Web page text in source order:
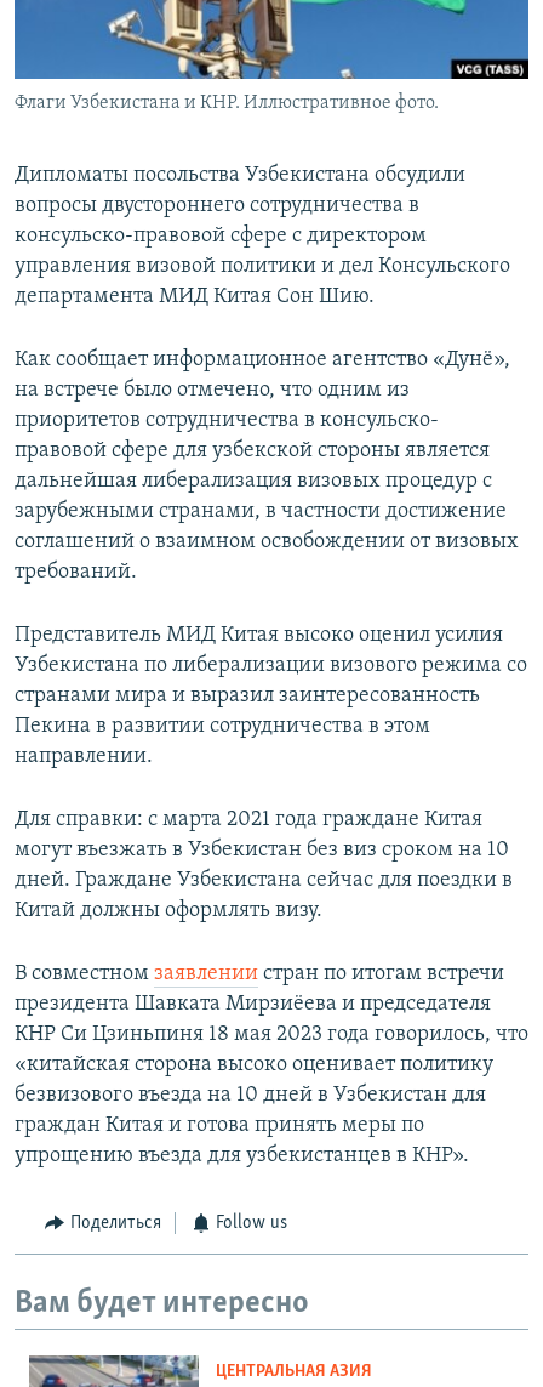
Флаги Узбекистана и КНР. Иллюстративное фото.
Дипломаты посольства Узбекистана обсудили
вопросы двустороннего сотрудничества в
консульско-правовой сфере с директором
управления визовой политики и дел Консульского
департамента МИД Китая Сон Шию.
Как сообщает информационное агентство «Дунё»,
на встрече было отмечено, что одним из
приоритетов сотрудничества в консульско-
правовой сфере для узбекской стороны является
дальнейшая либерализация визовых процедур с
зарубежными странами, в частности достижение
соглашений о взаимном освобождении от визовых
требований.
Представитель МИД Китая высоко оценил усилия
Узбекистана по либерализации визового режима со
странами мира и выразил заинтересованность
Пекина в развитии сотрудничества в этом
направлении.
Для справки: с марта 2021 года граждане Китая
могут въезжать в Узбекистан без виз сроком на 10
дней. Граждане Узбекистана сейчас для поездки в
Китай должны оформлять визу.
В совместном заявлении стран по итогам встречи
президента Шавката Мирзиёева и председателя
КНР Си Цзиньпиня 18 мая 2023 года говорилось, что
«китайская сторона высоко оценивает политику
безвизового въезда на 10 дней в Узбекистан для
граждан Китая и готова принять меры по
упрощению въезда для узбекистанцев в КНР».
Поделиться Follow us
Вам будет интересно
ЦЕНТРАЛЬНАЯ АЗИЯ